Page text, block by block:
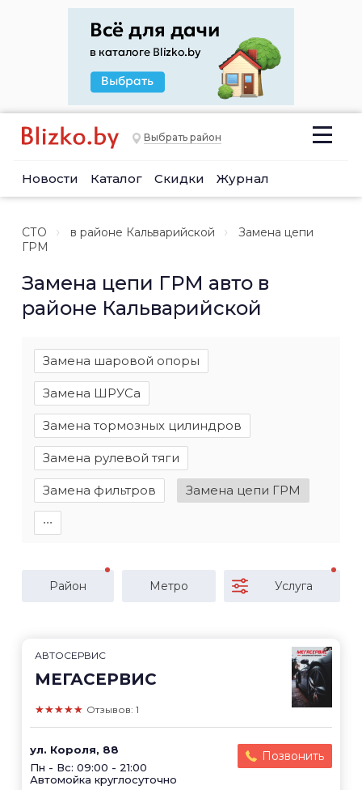
Выбрать район
Новости Каталог Скидки Журнал
СТО в районе Кальварийской
Замена цепи
ГРМ
Замена цепи ГРМ авто в
районе Кальварийской
Замена шаровой опоры
Замена ШРУСа
Замена тормозных цилиндров
Замена рулевой тяги
Замена фильтров Замена цепи ГРМ
∙∙∙
Район Метро Услуга
АВТОСЕРВИС
МЕГАСЕРВИС
★★★★★ Отзывов: 1
ул. Короля, 88
Пн - Вс: 09:00 - 21:00
Автомойка круглосуточно
Позвонить